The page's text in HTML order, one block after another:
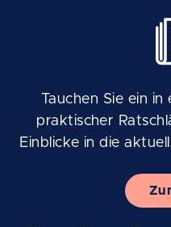
Tauchen Sie ein
praktischer
Einblicke in die